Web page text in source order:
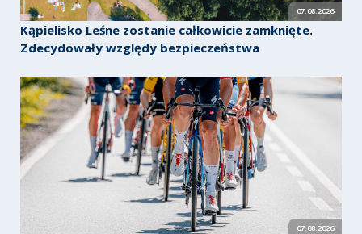
07.08.2026
Kąpielisko Leśne zostanie całkowicie zamknięte.
Zdecydowały względy bezpieczeństwa
07.08.2026